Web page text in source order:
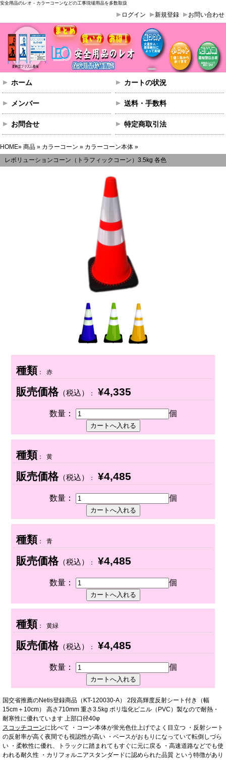
安全用品のレオ - カラーコーンなどの工事現場用品を多数取扱
お問い合わせ
新規登録
ログイン
ホーム カートの状況
メンバー 送料・手数料
お問合せ 特定商取引法
HOME» 商品 » カラーコーン » カラーコーン本体 »
レボリューションコーン（トラフィックコーン）3.5kg 各色
種類 ： 赤
販売価格（税込） ： ¥4,335
数量： 個
種類 ： 黄
販売価格（税込） ： ¥4,485
数量： 個
種類 ： 青
販売価格（税込） ： ¥4,485
数量： 個
種類 ： 黄緑
販売価格（税込） ： ¥4,485
数量： 個
国交省推薦のNetis登録商品（KT-120030-A） 2段高輝度反射シート付き（幅
15cm＋10cm） 高さ710mm 重さ3.5kg ポリ塩化ビニル（PVC）製なので耐熱・
耐寒性に優れています 上部口径40φ
スコッチコーンに比べて ・コーン本体が蛍光色仕上げでよく目立つ ・反射シート
の反射率が高く夜間でも視認性が高い ・ベースがおもりになっていて転倒しづら
い ・柔軟性に優れ、トラックに踏まれてもすぐに元に戻る ・高速道路などでも使
われる耐久性 ・カリフォルニアスタンダードに認められた品質 という特徴があり